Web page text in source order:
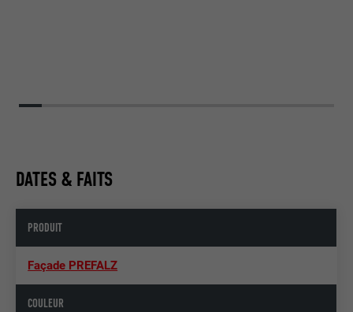
DATES & FAITS
PRODUIT
Façade PREFALZ
COULEUR